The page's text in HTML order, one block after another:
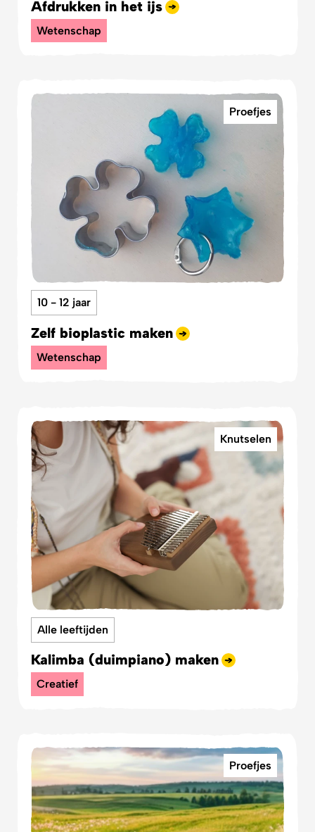
Afdrukken in het ijs
Wetenschap
Proefjes
10 - 12 jaar
Zelf bioplastic maken
Wetenschap
Knutselen
Alle leeftijden
Kalimba (duimpiano) maken
Creatief
Proefjes